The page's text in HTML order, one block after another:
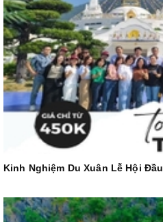
Kinh Nghiệm Du Xuân Lễ Hội